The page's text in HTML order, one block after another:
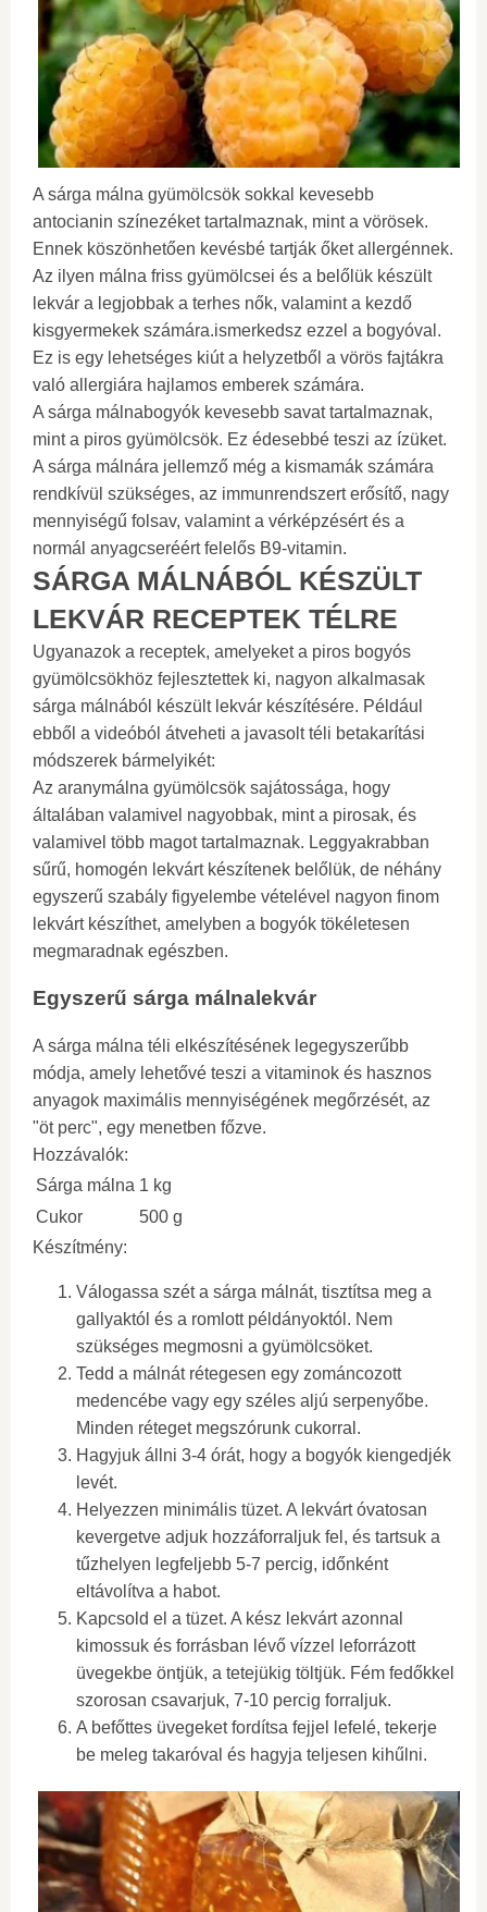
A sárga málna gyümölcsök sokkal kevesebb
antocianin színezéket tartalmaznak, mint a vörösek.
Ennek köszönhetően kevésbé tartják őket allergénnek.
Az ilyen málna friss gyümölcsei és a belőlük készült
lekvár a legjobbak a terhes nők, valamint a kezdő
kisgyermekek számára.ismerkedsz ezzel a bogyóval.
Ez is egy lehetséges kiút a helyzetből a vörös fajtákra
való allergiára hajlamos emberek számára.
A sárga málnabogyók kevesebb savat tartalmaznak,
mint a piros gyümölcsök. Ez édesebbé teszi az ízüket.
A sárga málnára jellemző még a kismamák számára
rendkívül szükséges, az immunrendszert erősítő, nagy
mennyiségű folsav, valamint a vérképzésért és a
normál anyagcseréért felelős B9-vitamin.
SÁRGA MÁLNÁBÓL KÉSZÜLT
LEKVÁR RECEPTEK TÉLRE
Ugyanazok a receptek, amelyeket a piros bogyós
gyümölcsökhöz fejlesztettek ki, nagyon alkalmasak
sárga málnából készült lekvár készítésére. Például
ebből a videóból átveheti a javasolt téli betakarítási
módszerek bármelyikét:
Az aranymálna gyümölcsök sajátossága, hogy
általában valamivel nagyobbak, mint a pirosak, és
valamivel több magot tartalmaznak. Leggyakrabban
sűrű, homogén lekvárt készítenek belőlük, de néhány
egyszerű szabály figyelembe vételével nagyon finom
lekvárt készíthet, amelyben a bogyók tökéletesen
megmaradnak egészben.
Egyszerű sárga málnalekvár
A sárga málna téli elkészítésének legegyszerűbb
módja, amely lehetővé teszi a vitaminok és hasznos
anyagok maximális mennyiségének megőrzését, az
"öt perc", egy menetben főzve.
Hozzávalók:
Sárga málna 1 kg
Cukor
500 g
Készítmény:
Válogassa szét a sárga málnát, tisztítsa meg a
gallyaktól és a romlott példányoktól. Nem
szükséges megmosni a gyümölcsöket.
Tedd a málnát rétegesen egy zománcozott
medencébe vagy egy széles aljú serpenyőbe.
Minden réteget megszórunk cukorral.
Hagyjuk állni 3-4 órát, hogy a bogyók kiengedjék
levét.
Helyezzen minimális tüzet. A lekvárt óvatosan
kevergetve adjuk hozzáforraljuk fel, és tartsuk a
tűzhelyen legfeljebb 5-7 percig, időnként
eltávolítva a habot.
Kapcsold el a tüzet. A kész lekvárt azonnal
kimossuk és forrásban lévő vízzel leforrázott
üvegekbe öntjük, a tetejükig töltjük. Fém fedőkkel
szorosan csavarjuk, 7-10 percig forraljuk.
A befőttes üvegeket fordítsa fejjel lefelé, tekerje
be meleg takaróval és hagyja teljesen kihűlni.